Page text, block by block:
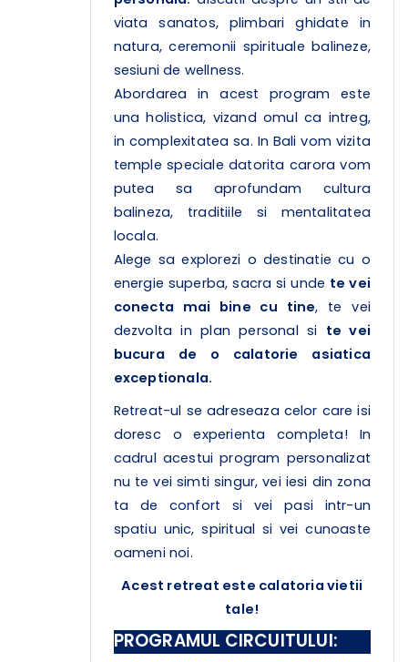
viata sanatos, plimbari ghidate in
natura, ceremonii spirituale balineze,
sesiuni de wellness.
Abordarea in acest program este
una holistica, vizand omul ca intreg,
in complexitatea sa. In Bali vom vizita
temple speciale datorita carora vom
putea sa aprofundam cultura
balineza, traditiile si mentalitatea
locala.
Alege sa explorezi o destinatie cu o
energie superba, sacra si unde te vei
conecta mai bine cu tine, te vei
dezvolta in plan personal si te vei
bucura de o calatorie asiatica
exceptionala.
Retreat-ul se adreseaza celor care isi
doresc o experienta completa! In
cadrul acestui program personalizat
nu te vei simti singur, vei iesi din zona
ta de confort si vei pasi intr-un
spatiu unic, spiritual si vei cunoaste
oameni noi.
Acest retreat este calatoria vietii
tale!
PROGRAMUL CIRCUITULUI: